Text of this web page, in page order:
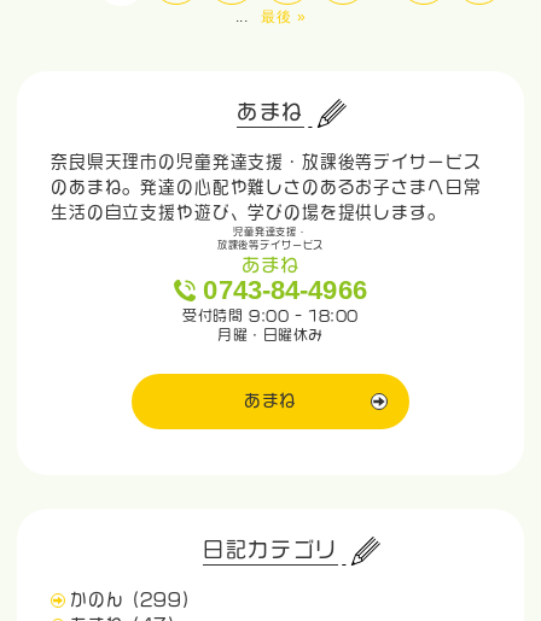
... 最後 »
あまね
奈良県天理市の児童発達支援・放課後等デイサービス
のあまね。発達の心配や難しさのあるお子さまへ日常
生活の自立支援や遊び、学びの場を提供します。
児童発達支援・
放課後等デイサービス
あまね
0743-84-4966
受付時間 9:00 - 18:00
月曜・日曜休み
あまね
日記カテゴリ
かのん
(299)